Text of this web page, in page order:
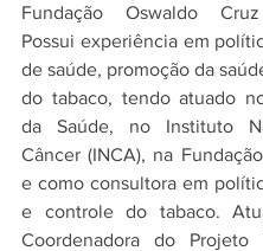
Fundação Oswaldo
Possui experiência em
de saúde, promoção da
do tabaco, tendo atuado
da Saúde, no Instituto
Câncer (INCA), na
e como consultora em
e controle do tabaco.
Coordenadora do Projeto